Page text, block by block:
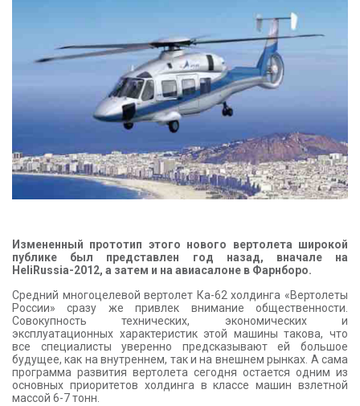
Измененный прототип этого нового вертолета широкой
публике был представлен год назад, вначале на
HeliRussia-2012, а затем и на авиасалоне в Фарнборо.
Средний многоцелевой вертолет Ка-62 холдинга «Вертолеты
России» сразу же привлек внимание общественности.
Совокупность технических, экономических и
эксплуатационных характеристик этой машины такова, что
все специалисты уверенно предсказывают ей большое
будущее, как на внутреннем, так и на внешнем рынках. А сама
программа развития вертолета сегодня остается одним из
основных приоритетов холдинга в классе машин взлетной
массой 6-7 тонн.